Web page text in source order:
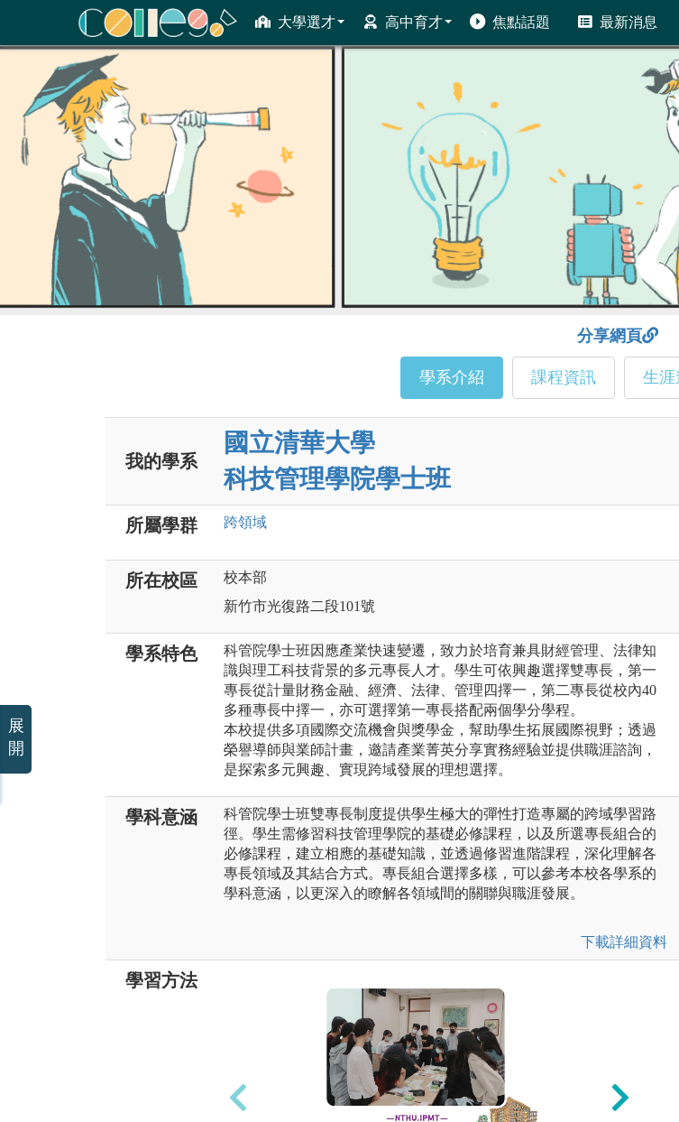
大學選才 高中育才 焦點話題 最新消息
ColleGo! 大學選才與高中育才輔助系統
分享網頁
學系介紹 課程資訊 生涯
我的學系
國立清華大學
科技管理學院學士班
所屬學群 跨領域
所在校區
校本部
新竹市光復路二段101號
學系特色
科管院學士班因應產業快速變遷，致力於培育兼具財經管理、法律知
識與理工科技背景的多元專長人才。學生可依興趣選擇雙專長，第一
專長從計量財務金融、經濟、法律、管理四擇一，第二專長從校內40
多種專長中擇一，亦可選擇第一專長搭配兩個學分學程。
本校提供多項國際交流機會與獎學金，幫助學生拓展國際視野；透過
榮譽導師與業師計畫，邀請產業菁英分享實務經驗並提供職涯諮詢，
是探索多元興趣、實現跨域發展的理想選擇。
學科意涵
科管院學士班雙專長制度提供學生極大的彈性打造專屬的跨域學習路
徑。學生需修習科技管理學院的基礎必修課程，以及所選專長組合的
必修課程，建立相應的基礎知識，並透過修習進階課程，深化理解各
專長領域及其結合方式。專長組合選擇多樣，可以參考本校各學系的
學科意涵，以更深入的瞭解各領域間的關聯與職涯發展。
下載詳細資料
學習方法
展
開